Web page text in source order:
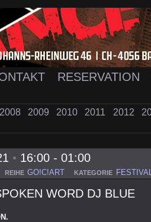
RESERVATION
2008 2009 2010 2011 2012
• 16:00 - 01:00
REIHE GO!C!ART KATEGORIE
WORD DJ BLUE